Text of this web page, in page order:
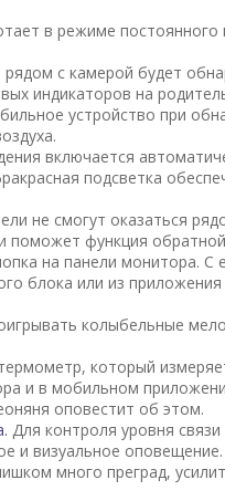
в режиме постоянного
рядом с камерой будет
индикаторов на
устройство при
включается
подсветка
не смогут оказаться
поможет функция
на панели монитора.
блока или из
колыбельные
который
и в мобильном
оповестит об этом.
Для контроля уровня
и визуальное
много преград,